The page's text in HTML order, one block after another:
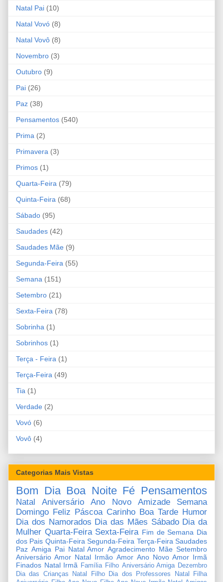
Natal Pai (10)
Natal Vovó (8)
Natal Vovô (8)
Novembro (3)
Outubro (9)
Pai (26)
Paz (38)
Pensamentos (540)
Prima (2)
Primavera (3)
Primos (1)
Quarta-Feira (79)
Quinta-Feira (68)
Sábado (95)
Saudades (42)
Saudades Mãe (9)
Segunda-Feira (55)
Semana (151)
Setembro (21)
Sexta-Feira (78)
Sobrinha (1)
Sobrinhos (1)
Terça - Feira (1)
Terça-Feira (49)
Tia (1)
Verdade (2)
Vovó (6)
Vovô (4)
Categorias Mais Vistas
Bom Dia Boa Noite Fé Pensamentos
Natal Aniversário Ano Novo Amizade
Semana
Domingo Feliz Páscoa Carinho Boa Tarde Humor
Dia dos Namorados Dia das Mães Sábado Dia da
Mulher Quarta-Feira Sexta-Feira Fim de Semana Dia
dos Pais Quinta-Feira Segunda-Feira Terça-Feira Saudades
Paz Amiga Pai Natal Amor Agradecimento Mãe Setembro
Aniversário Amor Natal Irmão Amor Ano Novo Amor Irmã
Finados Natal Irmã Família Filho Aniversário Amiga Dezembro
Dia das Crianças
Natal Filho Dia dos Professores
Natal Filha